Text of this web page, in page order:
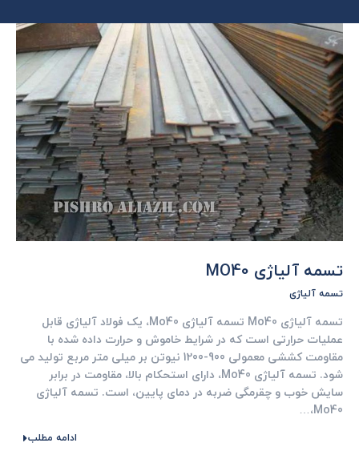
تسمه آلیاژی MO40
تسمه آلیاژی
تسمه آلیاژی Mo40 تسمه آلیاژی Mo40، یک فولاد آلیاژی قابل
عملیات حرارتی است که در شرایط خاموش و حرارت داده شده با
مقاومت کششی معمولی 900-1200 نیوتن بر میلی متر مربع تولید می
شود. تسمه آلیاژی Mo40، دارای استحکام بالا، مقاومت در برابر
سایش خوب و چقرمگی ضربه در دمای پایین، است. تسمه آلیاژی
Mo40،…
ادامه مطلب